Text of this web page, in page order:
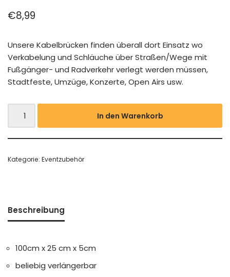
€8,99
Unsere Kabelbrücken finden überall dort Einsatz wo
Verkabelung und Schläuche über Straßen/Wege mit
Fußgänger- und Radverkehr verlegt werden müssen,
Stadtfeste, Umzüge, Konzerte, Open Airs usw.
In den Warenkorb
Kategorie: Eventzubehör
Beschreibung
100cm x 25 cm x 5cm
beliebig verlängerbar